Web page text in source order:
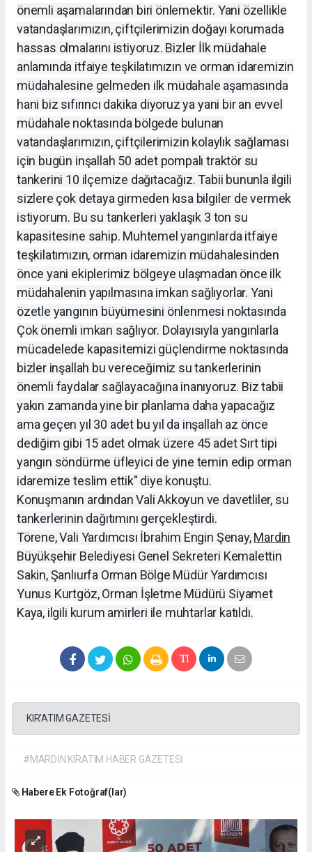
önemli aşamalarından biri önlemektir. Yani özellikle
vatandaşlarımızın, çiftçilerimizin doğayı korumada
hassas olmalarını istiyoruz. Bizler İlk müdahale
anlamında itfaiye teşkilatımızın ve orman idaremizin
müdahalesine gelmeden ilk müdahale aşamasında
hani biz sıfırıncı dakika diyoruz ya yani bir an evvel
müdahale noktasında bölgede bulunan
vatandaşlarımızın, çiftçilerimizin kolaylık sağlaması
için bugün inşallah 50 adet pompalı traktör su
tankerini 10 ilçemize dağıtacağız. Tabii bununla ilgili
sizlere çok detaya girmeden kısa bilgiler de vermek
istiyorum. Bu su tankerleri yaklaşık 3 ton su
kapasitesine sahip. Muhtemel yangınlarda itfaiye
teşkilatımızın, orman idaremizin müdahalesinden
önce yani ekiplerimiz bölgeye ulaşmadan önce ilk
müdahalenin yapılmasına imkan sağlıyorlar. Yani
özetle yangının büyümesini önlenmesi noktasında
Çok önemli imkan sağlıyor. Dolayısıyla yangınlarla
mücadelede kapasitemizi güçlendirme noktasında
bizler inşallah bu vereceğimiz su tankerlerinin
önemli faydalar sağlayacağına inanıyoruz. Biz tabii
yakın zamanda yine bir planlama daha yapacağız
ama geçen yıl 30 adet bu yıl da inşallah az önce
dediğim gibi 15 adet olmak üzere 45 adet Sırt tipi
yangın söndürme üfleyici de yine temin edip orman
idaremize teslim ettik" diye konuştu.
Konuşmanın ardından Vali Akkoyun ve davetliler, su
tankerlerinin dağıtımını gerçekleştirdi.
Törene, Vali Yardımcısı İbrahim Engin Şenay,Mardin
Büyükşehir Belediyesi Genel Sekreteri Kemalettin
Sakin, Şanlıurfa Orman Bölge Müdür Yardımcısı
Yunus Kurtgöz, Orman İşletme Müdürü Siyamet
Kaya, ilgili kurum amirleri ile muhtarlar katıldı.
KIR'ATIM GAZETESİ
#MARDİN KIRATIM HABER GAZETESİ
Habere Ek Fotoğraf(lar)